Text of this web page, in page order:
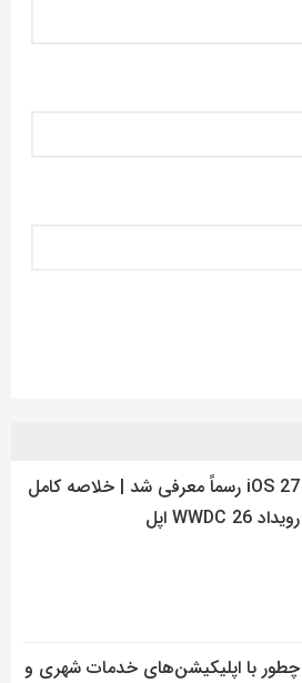
iOS 27 رسماً معرفی شد | خلاصه کامل
رویداد WWDC 26 اپل
چطور با اپلیکیشن‌های خدمات شهری و